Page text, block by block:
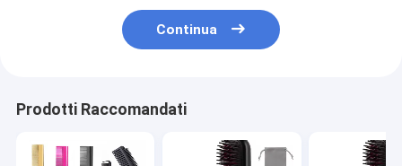
Continua
Prodotti Raccomandati